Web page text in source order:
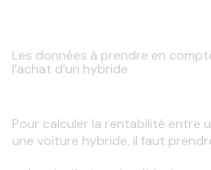
Les données à prendre en
l’achat d’un hybride
Pour calculer la rentabilité entre
une voiture hybride, il faut